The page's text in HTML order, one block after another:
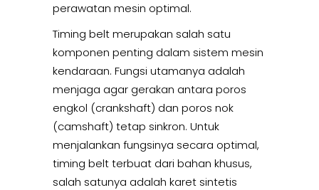
perawatan mesin optimal.
Timing belt merupakan salah satu
komponen penting dalam sistem mesin
kendaraan. Fungsi utamanya adalah
menjaga agar gerakan antara poros
engkol (crankshaft) dan poros nok
(camshaft) tetap sinkron. Untuk
menjalankan fungsinya secara optimal,
timing belt terbuat dari bahan khusus,
salah satunya adalah karet sintetis